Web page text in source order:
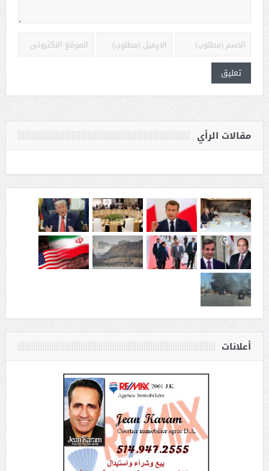
مقالات الرأي
أعلانات